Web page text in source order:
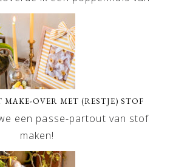
OVER MET (RESTJE) STOF
een passe-partout van stof
maken!